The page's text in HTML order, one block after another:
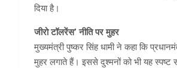
दिया है।
जीरो टॉलरेंस’ नीति पर मुहर
मुख्यमंत्री पुष्कर सिंह धामी ने कहा कि
मुहर लगाते हैं। इससे दुश्मनों को भी यह